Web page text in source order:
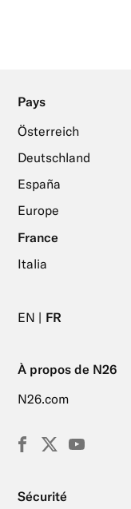
Pays
Österreich
Deutschland
España
Europe
France
Italia
EN FR
À propos de N26
N26.com
Facebook
X
YouTube
Sécurité